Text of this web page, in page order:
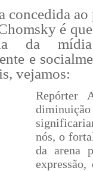
concedida
é
da mídia
e
vejamos:
Repórter
nós, o
da arena